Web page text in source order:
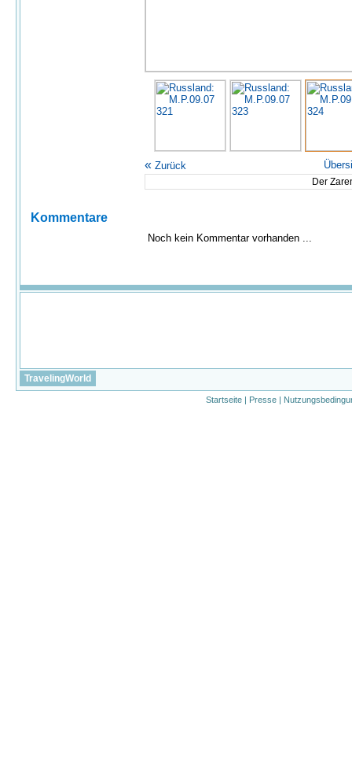
« Zurück
Der
Kommentare
Noch kein Kommentar vorhanden ...
TravelingWorld
Startseite | Presse |